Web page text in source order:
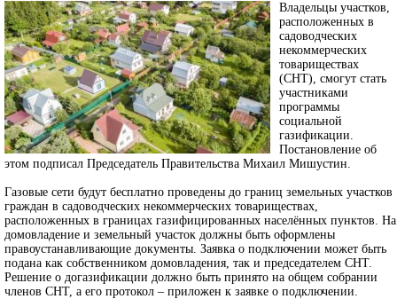
Владельцы участков,
расположенных в
садоводческих
некоммерческих
товариществах
(СНТ), смогут стать
участниками
программы
социальной
газификации.
Постановление об
этом подписал Председатель Правительства Михаил Мишустин.
Газовые сети будут бесплатно проведены до границ земельных участков
граждан в садоводческих некоммерческих товариществах,
расположенных в границах газифицированных населённых пунктов. На
домовладение и земельный участок должны быть оформлены
правоустанавливающие документы. Заявка о подключении может быть
подана как собственником домовладения, так и председателем СНТ.
Решение о догазификации должно быть принято на общем собрании
членов СНТ, а его протокол – приложен к заявке о подключении.